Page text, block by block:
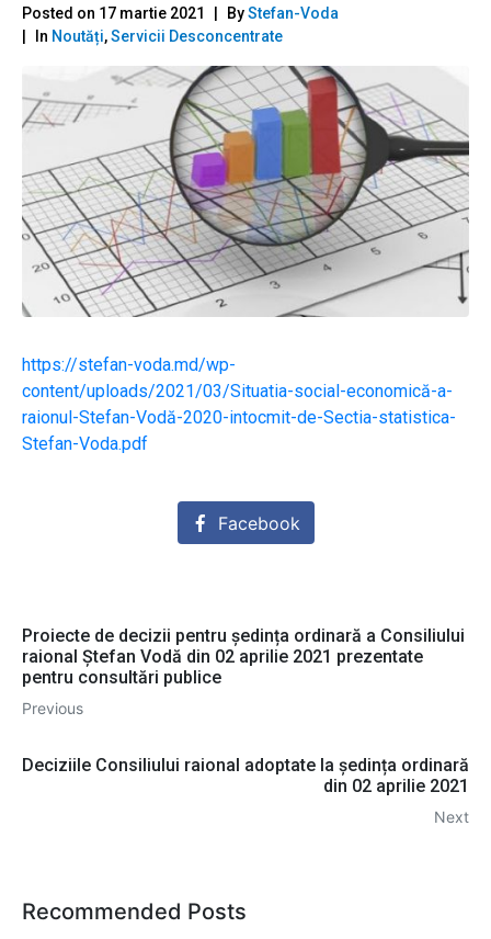
Posted on 17 martie 2021 ByStefan-Voda
In Noutăți,Servicii Desconcentrate
https://stefan-voda.md/wp-
content/uploads/2021/03/Situatia-social-economică-a-
raionul-Stefan-Vodă-2020-intocmit-de-Sectia-statistica-
Stefan-Voda.pdf
Facebook
Proiecte de decizii pentru ședința ordinară a Consiliului
raional Ștefan Vodă din 02 aprilie 2021 prezentate
pentru consultări publice
Previous
Deciziile Consiliului raional adoptate la ședința ordinară
din 02 aprilie 2021
Next
Recommended Posts